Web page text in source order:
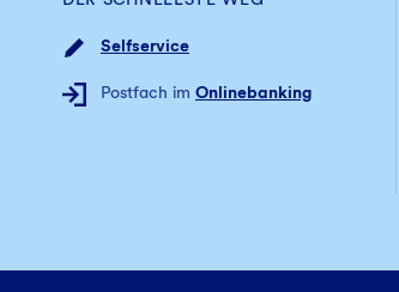
Selfservice
Postfach im Onlinebanking